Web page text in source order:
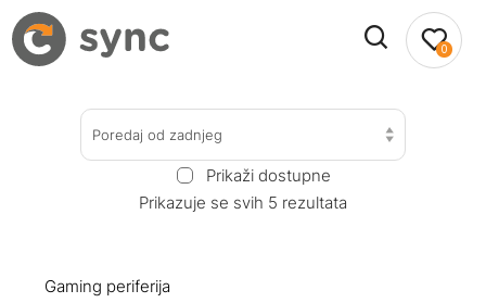
0
Poredaj od zadnjeg
Prikaži dostupne
Prikazuje se svih 5 rezultata
Gaming periferija